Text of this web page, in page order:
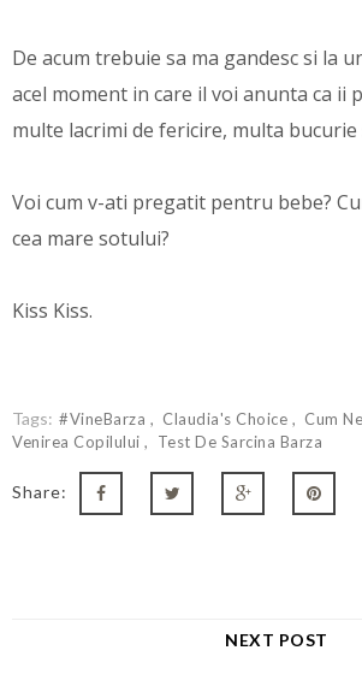
De acum trebuie sa ma gandesc si la
acel moment in care il voi anunta ca ii
multe lacrimi de fericire, multa
Voi cum v-ati pregatit pentru bebe?
cea mare sotului?
Kiss Kiss.
Tags: #vineBarza Claudia's Choice
Cum
Venirea Copilului
Test De Sarcina Barza
Share:
NEXT POST